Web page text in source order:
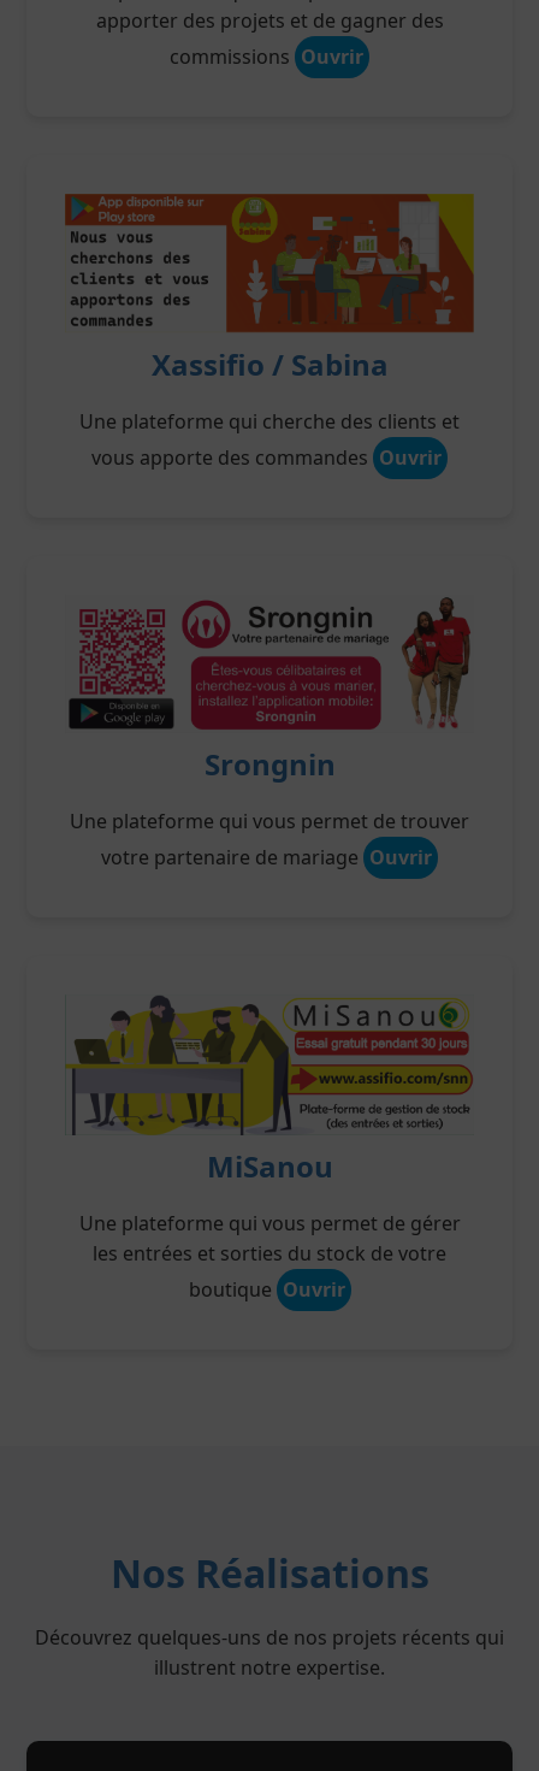
apporter des projets et de gagner des
commissions Ouvrir
Xassifio / Sabina
Une plateforme qui cherche des clients et
vous apporte des commandes Ouvrir
Srongnin
Une plateforme qui vous permet de trouver
votre partenaire de mariage Ouvrir
MiSanou
Une plateforme qui vous permet de gérer
les entrées et sorties du stock de votre
boutique Ouvrir
Nos Réalisations
Découvrez quelques-uns de nos projets récents qui
illustrent notre expertise.